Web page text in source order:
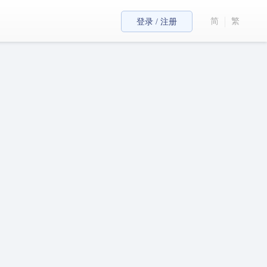
登录 / 注册 简 繁